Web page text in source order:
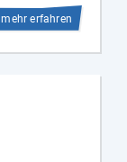
mehr erfahren